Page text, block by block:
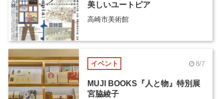
美しいユートピア
高崎市美術館
イベント 8/7
MUJI BOOKS『人と物』特別展
宮脇綾子